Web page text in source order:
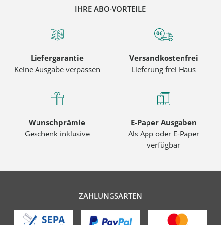
IHRE ABO-VORTEILE
Liefergarantie
Keine Ausgabe verpassen
Versandkostenfrei
Lieferung frei Haus
Wunschprämie
Geschenk inklusive
E-Paper Ausgaben
Als App oder E-Paper
verfügbar
ZAHLUNGSARTEN